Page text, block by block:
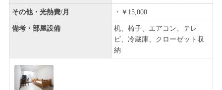
その他・光熱費/月 ・￥15,000
備考・部屋設備
机、椅子、エアコン、テレ
ビ、冷蔵庫、クローゼット収
納